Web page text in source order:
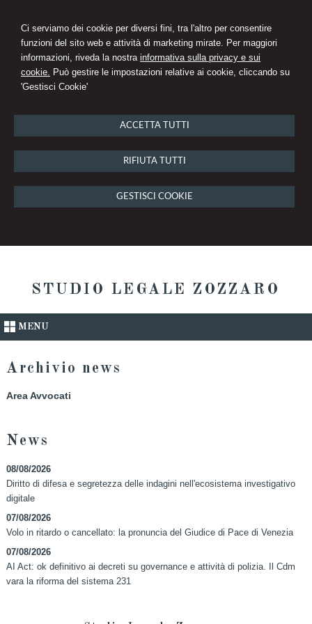
Ci serviamo dei cookie per diversi fini, tra l'altro per consentire
funzioni del sito web e attività di marketing mirate. Per maggiori
informazioni, riveda la nostra informativa sulla privacy e sui
cookie. Può gestire le impostazioni relative ai cookie, cliccando su
'Gestisci Cookie'
ACCETTA TUTTI
RIFIUTA TUTTI
GESTISCI COOKIE
STUDIO LEGALE ZOZZARO
MENU
Archivio news
Area Avvocati
News
08/08/2026
Diritto di difesa e segretezza delle indagini nell'ecosistema investigativo
digitale
07/08/2026
Volo in ritardo o cancellato: la pronuncia del Giudice di Pace di Venezia
07/08/2026
AI Act: ok definitivo ai decreti su governance e attività di polizia. Il Cdm
vara la riforma del sistema 231